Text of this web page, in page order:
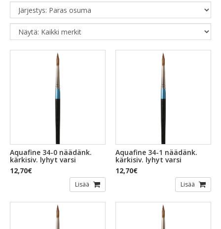
Aquafine 34-0 näädänk.
kärkisiv. lyhyt varsi
12,70€
Lisää
Aquafine 34-1 näädänk.
kärkisiv. lyhyt varsi
12,70€
Lisää